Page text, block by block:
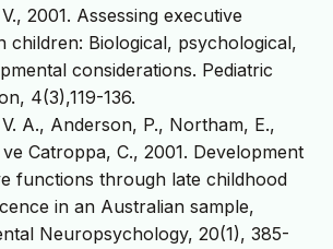
2001. Assessing executive
children: Biological, psychological,
considerations. Pediatric
4(3),119-136.
A., Anderson, P., Northam, E.,
Catroppa, C., 2001. Development
functions through late childhood
in an Australian sample,
Neuropsychology, 20(1), 385-